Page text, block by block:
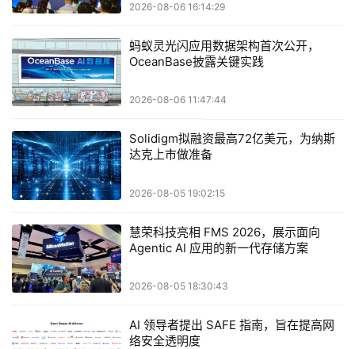
2026-08-06 16:14:29
蚂蚁灵光闪应用数据架构首次公开，
OceanBase披露关键实践
2026-08-06 11:47:44
Solidigm拟融资最高72亿美元，为纳斯
达克上市做准备
2026-08-05 19:02:15
慧荣科技亮相 FMS 2026，展示面向
Agentic AI 应用的新一代存储方案
2026-08-05 18:30:43
AI 领导者提出 SAFE 指南，旨在提高网
络安全透明度